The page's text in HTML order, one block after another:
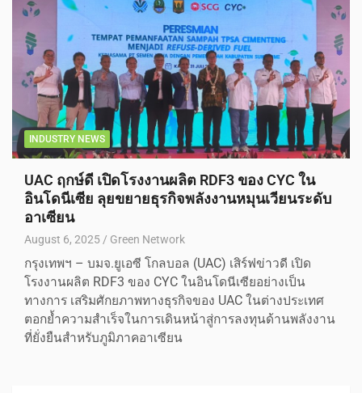
INDUSTRY NEWS
UAC ฤกษ์ดี เปิดโรงงานผลิต RDF3 ของ CYC ใน
อินโดนีเซีย ลุยขยายธุรกิจพลังงานหมุนเวียนระดับ
อาเซียน
August 6, 2025 Green Network
กรุงเทพฯ – บมจ.ยูเอซี โกลบอล (UAC) เสิร์ฟข่าวดี เปิด
โรงงานผลิต RDF3 ของ CYC ในอินโดนีเซียอย่างเป็น
ทางการ เสริมศักยภาพทางธุรกิจของ UAC ในต่างประเทศ
ตอกย้ำความสำเร็จในการเดินหน้าสู่การลงทุนด้านพลังงาน
ที่ยั่งยืนสำหรับภูมิภาคอาเซียน